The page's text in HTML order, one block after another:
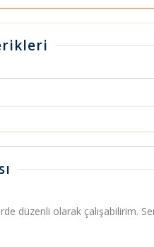
düzenli olarak çalışabilirim.